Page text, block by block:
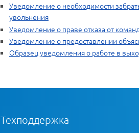
Уведомление о необходимости
увольнения
Уведомление о праве отказа от
Уведомление о предоставлении
Образец уведомления о работе в
Техподдержка